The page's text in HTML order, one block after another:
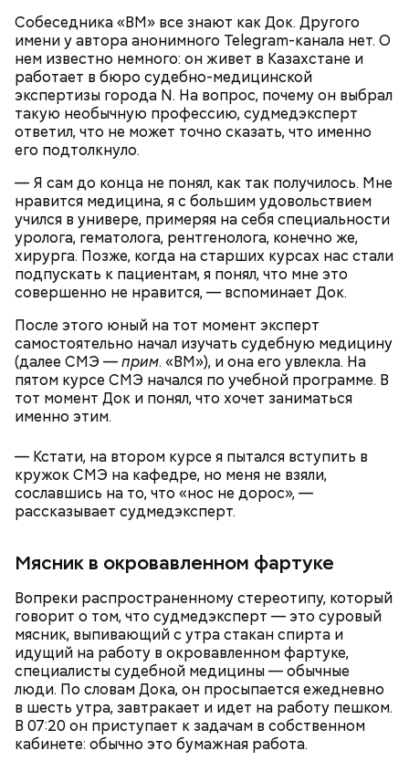
Собеседника «ВМ» все знают как Док. Другого
имени у автора анонимного Telegram-канала нет. О
нем известно немного: он живет в Казахстане и
работает в бюро судебно-медицинской
экспертизы города N. На вопрос, почему он выбрал
такую необычную профессию, судмедэксперт
ответил, что не может точно сказать, что именно
его подтолкнуло.
— Я сам до конца не понял, как так получилось. Мне
нравится медицина, я с большим удовольствием
учился в универе, примеряя на себя специальности
уролога, гематолога, рентгенолога, конечно же,
хирурга. Позже, когда на старших курсах нас стали
подпускать к пациентам, я понял, что мне это
совершенно не нравится, — вспоминает Док.
После этого юный на тот момент эксперт
самостоятельно начал изучать судебную медицину
(далее СМЭ —прим. «ВМ»), и она его увлекла. На
пятом курсе СМЭ начался по учебной программе. В
тот момент Док и понял, что хочет заниматься
именно этим.
— Кстати, на втором курсе я пытался вступить в
кружок СМЭ на кафедре, но меня не взяли,
сославшись на то, что «нос не дорос», —
рассказывает судмедэксперт.
Мясник в окровавленном фартуке
Вопреки распространенному стереотипу, который
говорит о том, что судмедэксперт — это суровый
мясник, выпивающий с утра стакан спирта и
идущий на работу в окровавленном фартуке,
специалисты судебной медицины — обычные
люди. По словам Дока, он просыпается ежедневно
в шесть утра, завтракает и идет на работу пешком.
В 07:20 он приступает к задачам в собственном
кабинете: обычно это бумажная работа.